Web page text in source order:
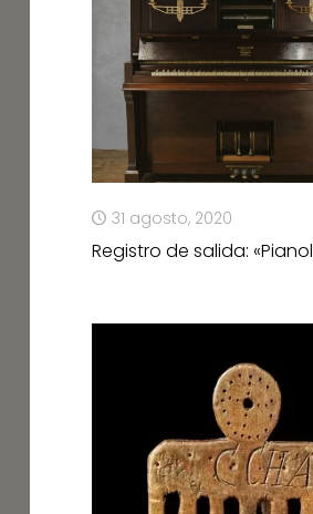
31 agosto, 2020
Registro de salida: